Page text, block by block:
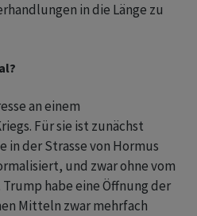
in die Länge zu
an einem
Für sie ist zunächst
in der Strasse von Hormus
und zwar ohne vom
habe eine Öffnung der
Mitteln zwar mehrfach